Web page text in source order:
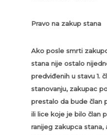
Pravo na zakup stana
Ako posle smrti
stana nije ostalo
predviđenih u stavu 1.
stanovanju, zakupac
prestalo da bude član
ili lice koje je bilo član
ranijeg zakupca stana,